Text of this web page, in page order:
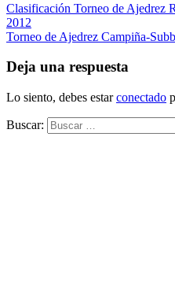
Clasificación Torneo de Ajedrez
2012
Torneo de Ajedrez Campiña-
Deja una respuesta
Lo siento, debes estarconectado
Buscar: